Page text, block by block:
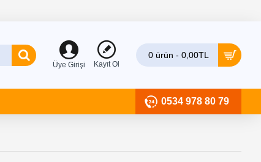
Üye Girişi Kayıt Ol
0 ürün - 0,00TL
0534 978 80 79